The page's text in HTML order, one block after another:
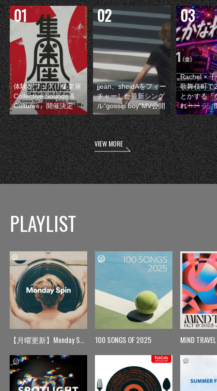
体験型フェス『集楽座
Collective Sounds &
Cultures』開催決定
jjean、sheidAをフィー
チャーした最新シング
ル“gossip boy”MV公開
Rachel ×
歌舞伎町で
とかする『
れーーッ』
VIEW MORE
PLAYLIST
【月曜更新】Monday Spin 100 SONGS OF 2025 MIND TRAVEL